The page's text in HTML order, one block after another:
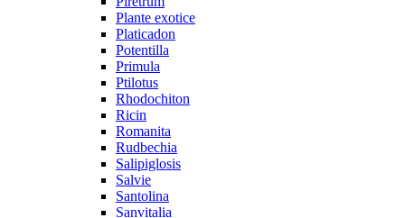
Plante exotice
Platicadon
Potentilla
Primula
Ptilotus
Rhodochiton
Ricin
Romanita
Rudbechia
Salipiglosis
Salvie
Santolina
Sanvitalia